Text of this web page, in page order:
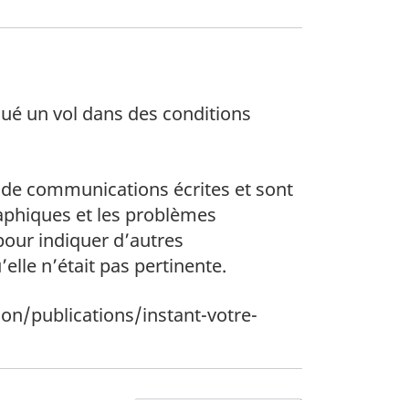
un vol dans des conditions
communications écrites et sont
et les problèmes
indiquer d’autres
n’était pas pertinente.
publications/instant-votre-